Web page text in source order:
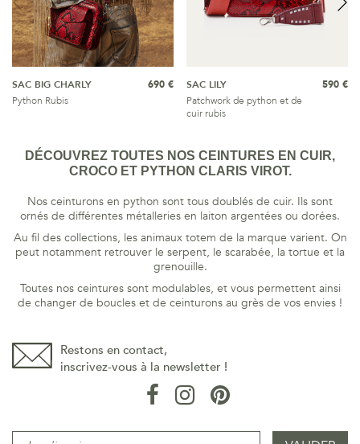
SAC BIG CHARLY
Python Rubis
690 €
SAC LILY
Patchwork de python et de
cuir rubis
590 €
DÉCOUVREZ TOUTES NOS CEINTURES EN CUIR,
CROCO ET PYTHON CLARIS VIROT.
Nos ceinturons en python sont tous doublés de cuir. Ils sont
ornés de différentes métalleries en laiton argentées ou dorées.
Au fil des collections, les animaux totem de la marque varient. On
peut notamment retrouver le serpent, le scarabée, la tortue et la
grenouille.
Toutes nos ceintures sont modulables, et vous permettent ainsi
de changer de boucles et de ceinturons au grès de vos envies !
Restons en contact,
inscrivez-vous à la newsletter !